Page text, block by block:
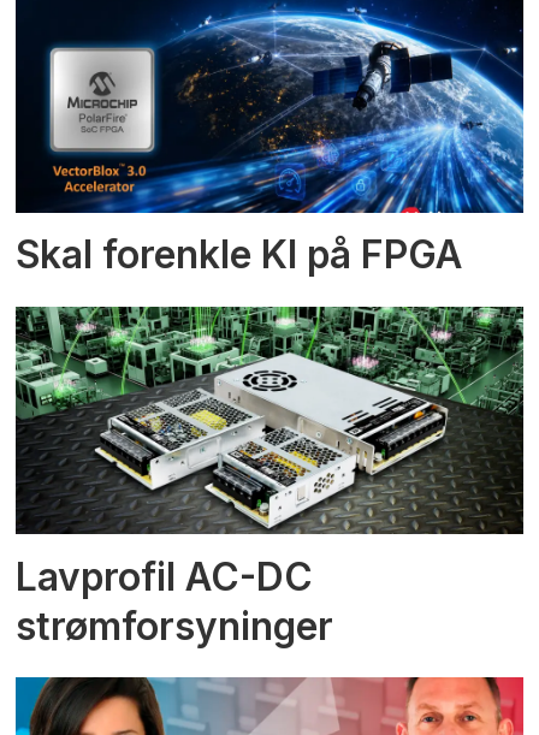
Skal forenkle KI på FPGA
Lavprofil AC-DC
strømforsyninger